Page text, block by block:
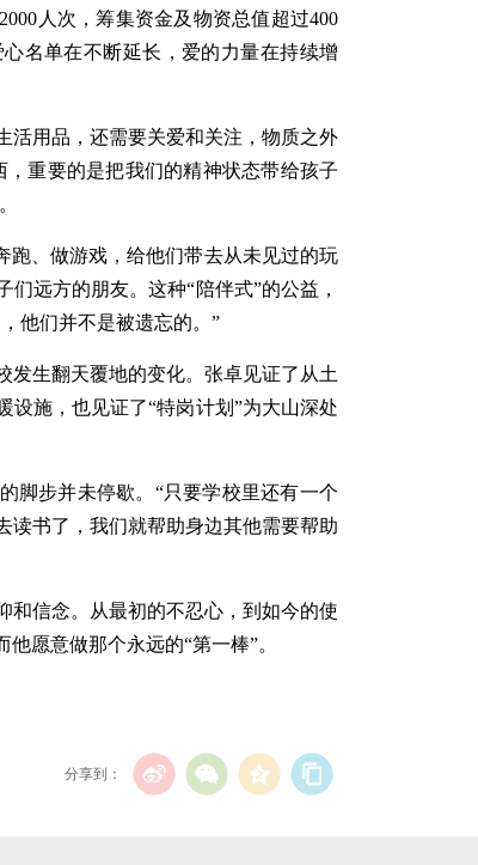
人次，筹集资金及物资总值超过400
名单在不断延长，爱的力量在持续增
活用品，还需要关爱和关注，物质之外
重要的是把我们的精神状态带给孩子
跑、做游戏，给他们带去从未见过的玩
远方的朋友。这种“陪伴式”的公益，
他们并不是被遗忘的。”
发生翻天覆地的变化。张卓见证了从土
施，也见证了“特岗计划”为大山深处
脚步并未停歇。“只要学校里还有一个
读书了，我们就帮助身边其他需要帮助
和信念。从最初的不忍心，到如今的使
愿意做那个永远的“第一棒”。
分享到：